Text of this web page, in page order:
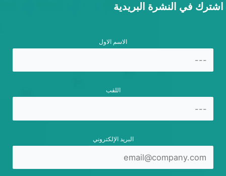
اشترك في النشرة البريدية
الاسم الاول
اللقب
البريد الإلكتروني